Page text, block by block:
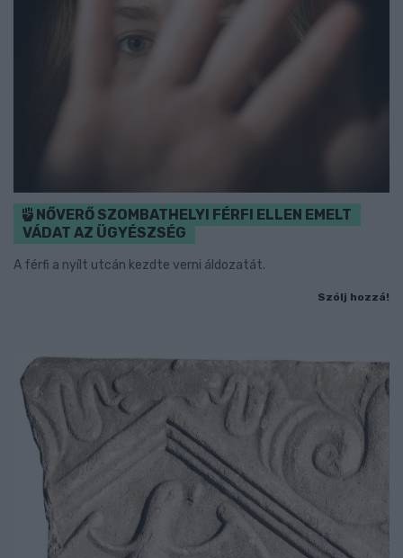
NŐVERŐ SZOMBATHELYI FÉRFI ELLEN EMELT
VÁDAT AZ ÜGYÉSZSÉG
A férfi a nyílt utcán kezdte verni áldozatát.
Szólj hozzá!